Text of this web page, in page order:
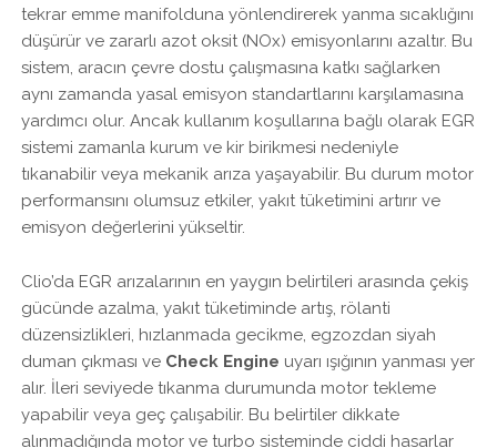
tekrar emme manifolduna yönlendirerek yanma sıcaklığını
düşürür ve zararlı azot oksit (NOx) emisyonlarını azaltır. Bu
sistem, aracın çevre dostu çalışmasına katkı sağlarken
aynı zamanda yasal emisyon standartlarını karşılamasına
yardımcı olur. Ancak kullanım koşullarına bağlı olarak EGR
sistemi zamanla kurum ve kir birikmesi nedeniyle
tıkanabilir veya mekanik arıza yaşayabilir. Bu durum motor
performansını olumsuz etkiler, yakıt tüketimini artırır ve
emisyon değerlerini yükseltir.
Clio’da EGR arızalarının en yaygın belirtileri arasında çekiş
gücünde azalma, yakıt tüketiminde artış, rölanti
düzensizlikleri, hızlanmada gecikme, egzozdan siyah
duman çıkması ve Check Engine uyarı ışığının yanması yer
alır. İleri seviyede tıkanma durumunda motor tekleme
yapabilir veya geç çalışabilir. Bu belirtiler dikkate
alınmadığında motor ve turbo sisteminde ciddi hasarlar